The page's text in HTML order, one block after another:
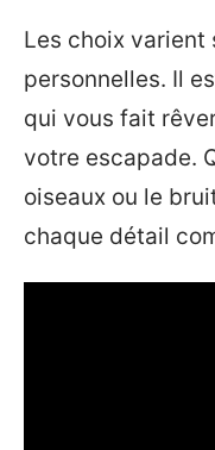
Les choix varient
personnelles. Il
qui vous fait
votre escapade.
oiseaux ou le
chaque détail